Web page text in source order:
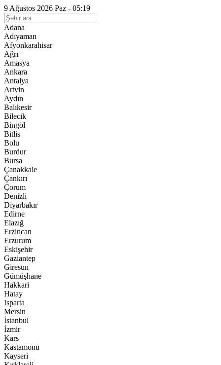
9 Ağustos 2026 Paz - 05:19
Adana
Adıyaman
Afyonkarahisar
Ağrı
Amasya
Ankara
Antalya
Artvin
Aydın
Balıkesir
Bilecik
Bingöl
Bitlis
Bolu
Burdur
Bursa
Çanakkale
Çankırı
Çorum
Denizli
Diyarbakır
Edirne
Elazığ
Erzincan
Erzurum
Eskişehir
Gaziantep
Giresun
Gümüşhane
Hakkari
Hatay
Isparta
Mersin
İstanbul
İzmir
Kars
Kastamonu
Kayseri